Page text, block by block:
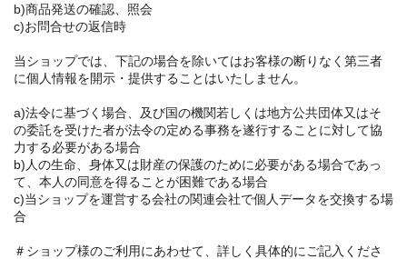
b)商品発送の確認、照会
c)お問合せの返信時
当ショップでは、下記の場合を除いてはお客様の断りなく第三者
に個人情報を開示・提供することはいたしません。
a)法令に基づく場合、及び国の機関若しくは地方公共団体又はそ
の委託を受けた者が法令の定める事務を遂行することに対して協
力する必要がある場合
b)人の生命、身体又は財産の保護のために必要がある場合であっ
て、本人の同意を得ることが困難である場合
c)当ショップを運営する会社の関連会社で個人データを交換する場
合
＃ショップ様のご利用にあわせて、詳しく具体的にご記入くださ